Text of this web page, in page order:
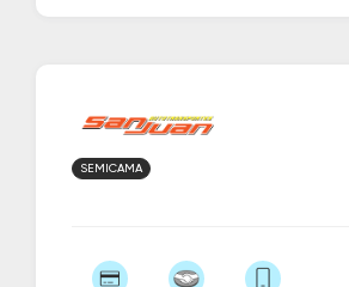
SEMICAMA